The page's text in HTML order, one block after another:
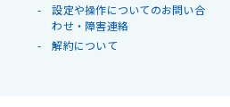
設定や操作についてのお問い合
わせ・障害連絡
解約について